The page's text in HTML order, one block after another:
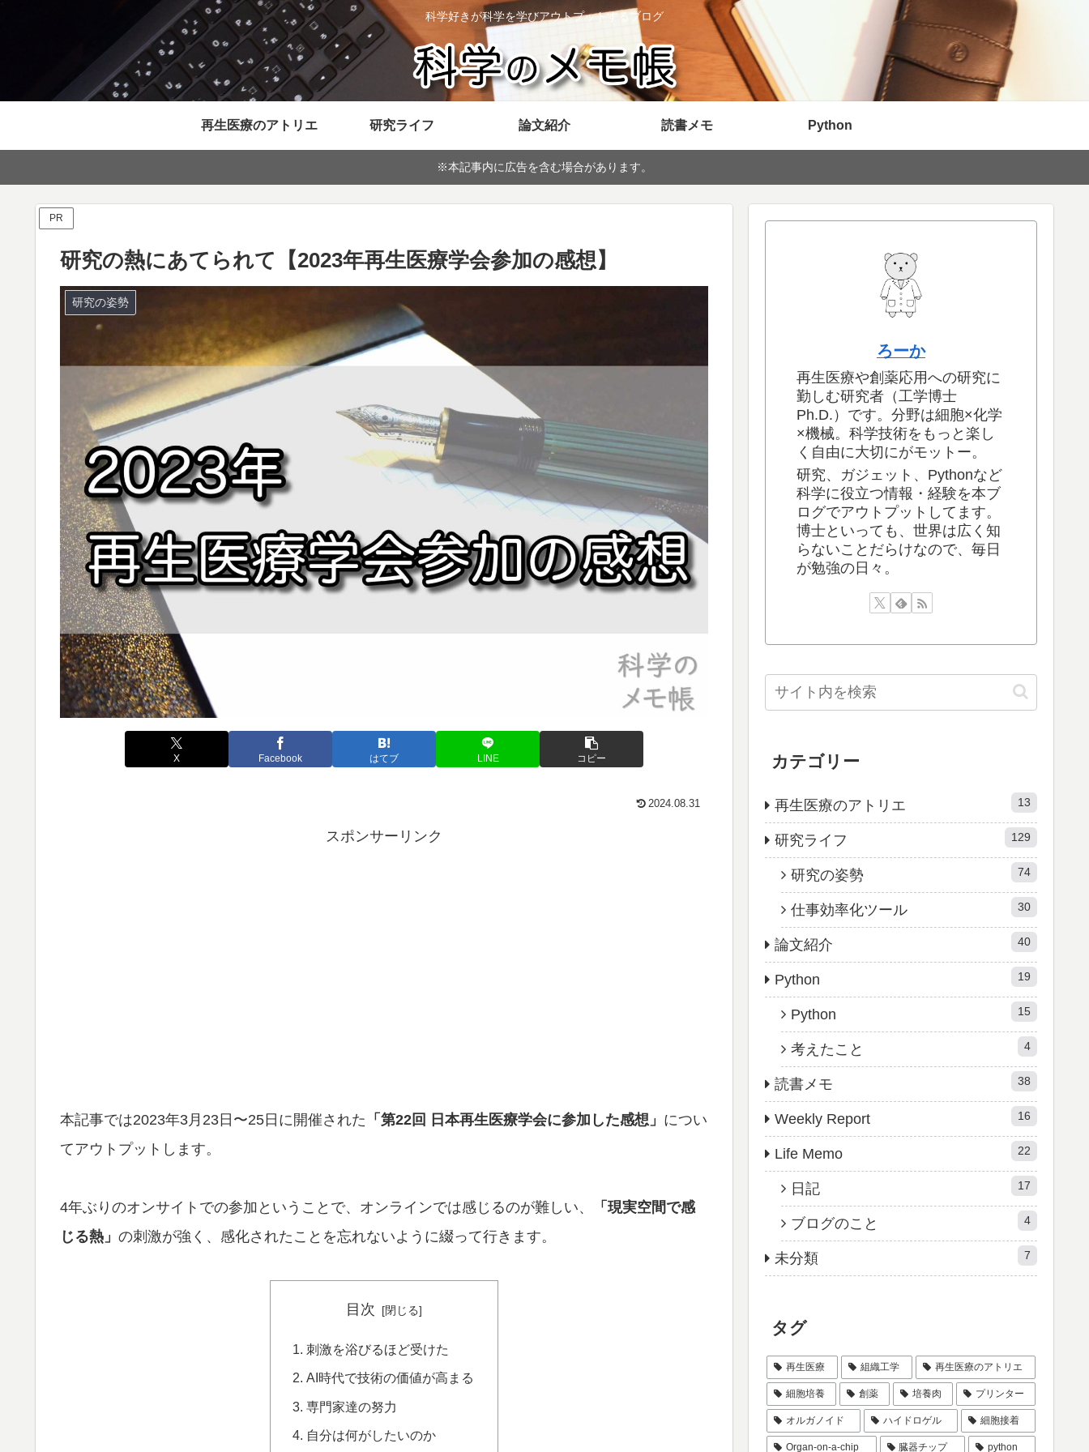
科学好きが科学を学びアウトプットするブログ
再生医療のアトリエ 研究ライフ 論文紹介 読書メモ Python
※本記事内に広告を含む場合があります。
PR
研究の熱にあてられて【2023年再生医療学会参加の感想】
研究の姿勢
X Facebook はてブ LINE コピー
2024.08.31
スポンサーリンク
本記事では2023年3月23日〜25日に開催された 「第22回 日本再生医療学会に参加した感想」 につい
てアウトプットします。
4年ぶりのオンサイトでの参加ということで、オンラインでは感じるのが難しい、
「現実空間で感
じる熱」 の刺激が強く、感化されたことを忘れないように綴って行きます。
目次
刺激を浴びるほど受けた
AI時代で技術の価値が高まる
専門家達の努力
自分は何がしたいのか
ろーか
再生医療や創薬応用への研究に
勤しむ研究者（工学博士
Ph.D.）です。分野は細胞×化学
×機械。科学技術をもっと楽し
く自由に大切にがモットー。
研究、ガジェット、Pythonなど
科学に役立つ情報・経験を本ブ
ログでアウトプットしてます。
博士といっても、世界は広く知
らないことだらけなので、毎日
が勉強の日々。
カテゴリー
再生医療のアトリエ 13
研究ライフ 129
研究の姿勢 74
仕事効率化ツール 30
論文紹介 40
Python 19
Python 15
考えたこと 4
読書メモ 38
Weekly Report 16
Life Memo 22
日記 17
ブログのこと 4
未分類 7
タグ
再生医療 組織工学 再生医療のアトリエ
細胞培養 創薬 培養肉 プリンター
オルガノイド ハイドロゲル 細胞接着
Organ-on-a-chip 臓器チップ python